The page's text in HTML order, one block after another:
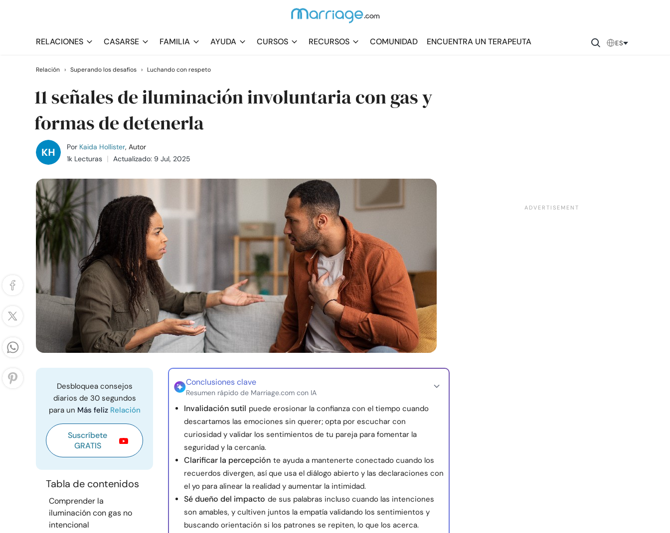
RELACIONES CASARSE FAMILIA AYUDA CURSOS RECURSOS COMUNIDAD ENCUENTRA UN TERAPEUTA ES
Relación › Superando los desafíos › Luchando con respeto
11 señales de iluminación involuntaria con gas y
formas de detenerla
Por Kaida Hollister, Autor
1k Lecturas
Actualizado: 9 Jul, 2025
Desbloquea consejos
diarios de 30 segundos
para un Más feliz Relación
Suscríbete
GRATIS
Tabla de contenidos
Comprender la
iluminación con gas no
intencional
Conclusiones clave
Resumen rápido de Marriage.com con IA
Invalidación sutil puede erosionar la confianza con el tiempo cuando
descartamos las emociones sin querer; opta por escuchar con
curiosidad y validar los sentimientos de tu pareja para fomentar la
seguridad y la cercanía.
Clarificar la percepción te ayuda a mantenerte conectado cuando los
recuerdos divergen, así que usa el diálogo abierto y las declaraciones con
el yo para alinear la realidad y aumentar la intimidad.
Sé dueño del impacto de sus palabras incluso cuando las intenciones
son amables, y cultiven juntos la empatía validando los sentimientos y
buscando orientación si los patrones se repiten, lo que los acerca.